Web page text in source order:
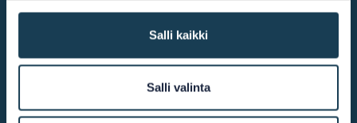
Salli kaikki
Salli valinta
Cookie declaration